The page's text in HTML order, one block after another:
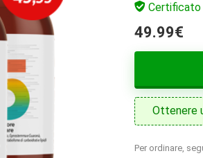
Certificato
49.99€
Ottenere
Per ordinare,